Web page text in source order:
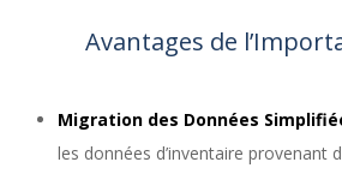
Avantages de
Migration des Données
les données d’inventaire provenant